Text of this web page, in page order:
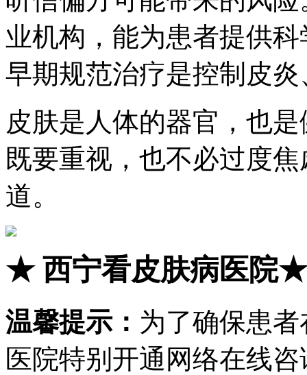
业机构，能为患者提供
早期规范治疗是控制皮
皮肤是人体的器官，也
既要重视，也不必过度
道。
★西宁看皮肤病医院★
温馨提示： 为了确保患
医院特别开通网络在线